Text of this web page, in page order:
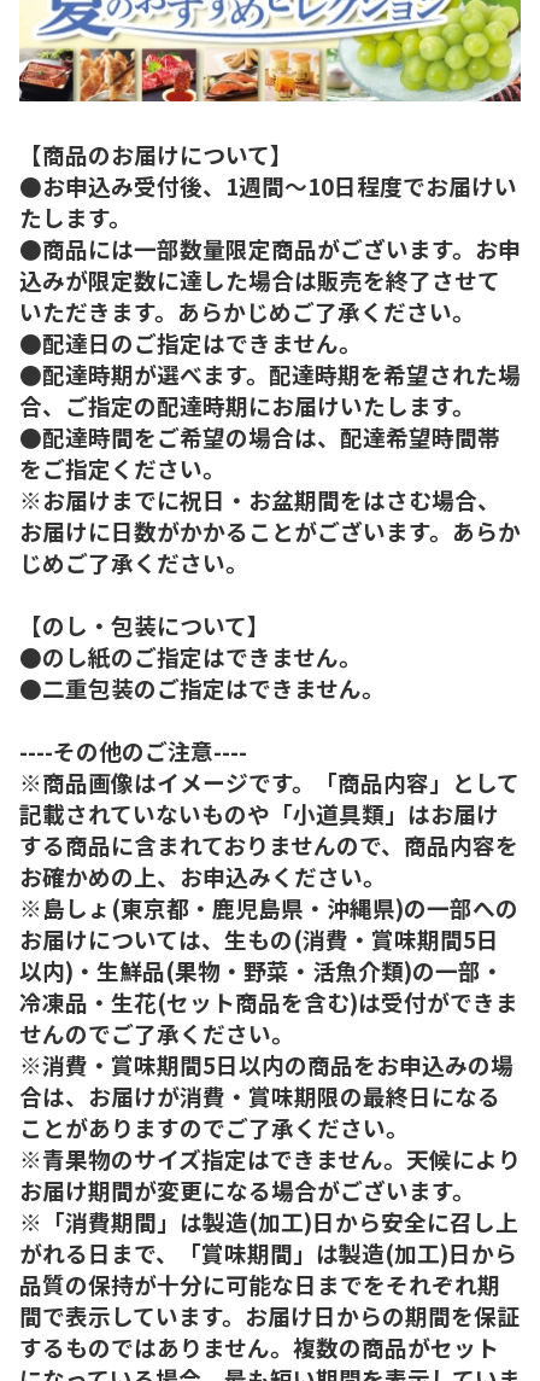
【商品のお届けについて】
●お申込み受付後、1週間～10日程度でお届けい
たします。
●商品には一部数量限定商品がございます。お申
込みが限定数に達した場合は販売を終了させて
いただきます。あらかじめご了承ください。
●配達日のご指定はできません。
●配達時期が選べます。配達時期を希望された場
合、ご指定の配達時期にお届けいたします。
●配達時間をご希望の場合は、配達希望時間帯
をご指定ください。
※お届けまでに祝日・お盆期間をはさむ場合、
お届けに日数がかかることがございます。あらか
じめご了承ください。
【のし・包装について】
●のし紙のご指定はできません。
●二重包装のご指定はできません。
----その他のご注意----
※商品画像はイメージです。「商品内容」として
記載されていないものや「小道具類」はお届け
する商品に含まれておりませんので、商品内容を
お確かめの上、お申込みください。
※島しょ(東京都・鹿児島県・沖縄県)の一部への
お届けについては、生もの(消費・賞味期間5日
以内)・生鮮品(果物・野菜・活魚介類)の一部・
冷凍品・生花(セット商品を含む)は受付ができま
せんのでご了承ください。
※消費・賞味期間5日以内の商品をお申込みの場
合は、お届けが消費・賞味期限の最終日になる
ことがありますのでご了承ください。
※青果物のサイズ指定はできません。天候により
お届け期間が変更になる場合がございます。
※「消費期間」は製造(加工)日から安全に召し上
がれる日まで、「賞味期間」は製造(加工)日から
品質の保持が十分に可能な日までをそれぞれ期
間で表示しています。お届け日からの期間を保証
するものではありません。複数の商品がセット